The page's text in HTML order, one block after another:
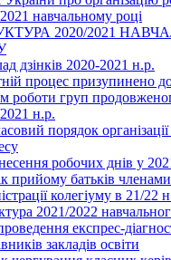
навчальному році
2020/2021
дзінків 2020-2021 н.р.
процес призупинено
роботи груп
н.р.
порядок організації
робочих днів у
прийому батьків членами
колегіуму в 21/22
2021/2022
експрес-
закладів освіти